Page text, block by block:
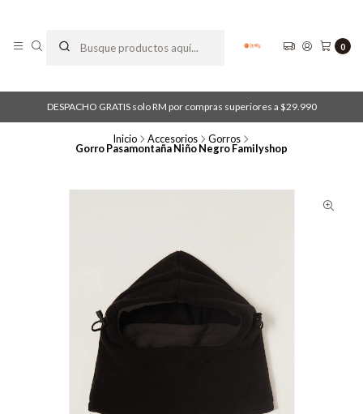
0
DESPACHO GRATIS solo RM por compras superiores a $29.990
Inicio Accesorios Gorros
Gorro Pasamontaña Niño Negro Familyshop